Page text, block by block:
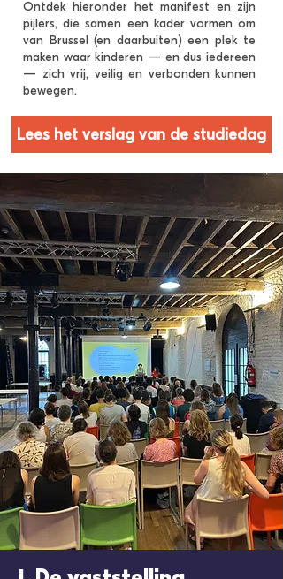
Ontdek hieronder het manifest en zijn
pijlers, die samen een kader vormen om
van Brussel (en daarbuiten) een plek te
maken waar kinderen — en dus iedereen
— zich vrij, veilig en verbonden kunnen
bewegen.
Lees het verslag van de studiedag